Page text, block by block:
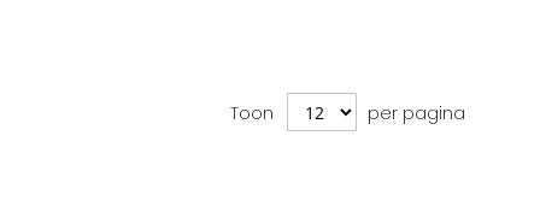
Toon per pagina